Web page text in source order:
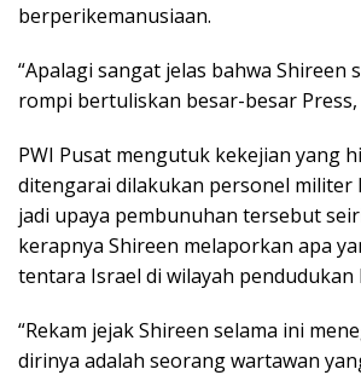
berperikemanusiaan.
“Apalagi sangat jelas bahwa Shireen
rompi bertuliskan besar-besar Press,
PWI Pusat mengutuk kekejian yang
ditengarai dilakukan personel militer
jadi upaya pembunuhan tersebut
kerapnya Shireen melaporkan apa
tentara Israel di wilayah pendudukan
“Rekam jejak Shireen selama ini
dirinya adalah seorang wartawan